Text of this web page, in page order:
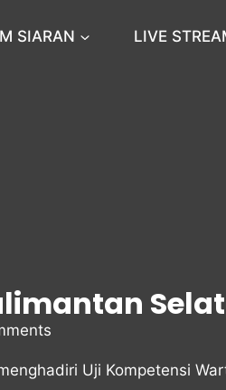
SIARAN LIVE
Uji Kompetensi